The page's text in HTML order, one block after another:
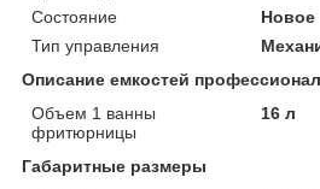
Состояние
Новое
Тип управления
Описание емкостей
Объем 1 ванны
фритюрницы
16 л
Габаритные размеры